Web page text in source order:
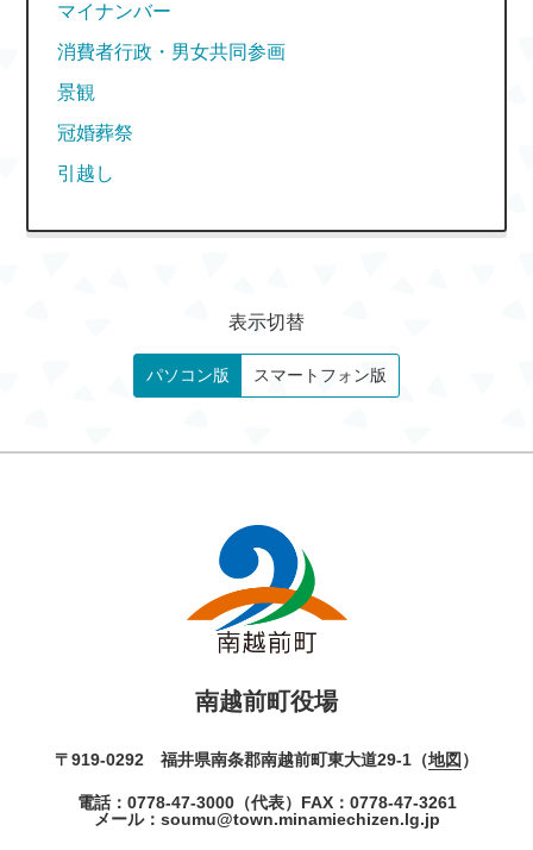
マイナンバー
消費者行政・男女共同参画
景観
冠婚葬祭
引越し
表示切替
パソコン版 スマートフォン版
南越前町役場
〒919-0292 福井県南条郡南越前町東大道29-1（地図 ）
電話： 0778-47-3000（代表） FAX：0778-47-3261
メール： soumu@town.minamiechizen.lg.jp